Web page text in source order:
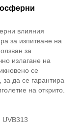
влияния
за изпитване на
за
излагане на
се
за да се гарантира
на открито.
UVB313